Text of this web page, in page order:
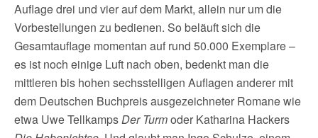
Auflage drei und vier auf dem Markt, allein nur um die
Vorbestellungen zu bedienen. So beläuft sich die
Gesamtauflage momentan auf rund 50.000 Exemplare –
es ist noch einige Luft nach oben, bedenkt man die
mittleren bis hohen sechsstelligen Auflagen anderer mit
dem Deutschen Buchpreis ausgezeichneter Romane wie
etwa Uwe TellkampsDer Turmoder Katharina Hackers